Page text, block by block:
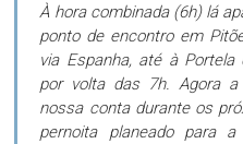
À hora combinada (6h) lá
ponto de encontro em
via Espanha, até à
por volta das 7h. Agora
nossa conta durante os
pernoita planeado para a